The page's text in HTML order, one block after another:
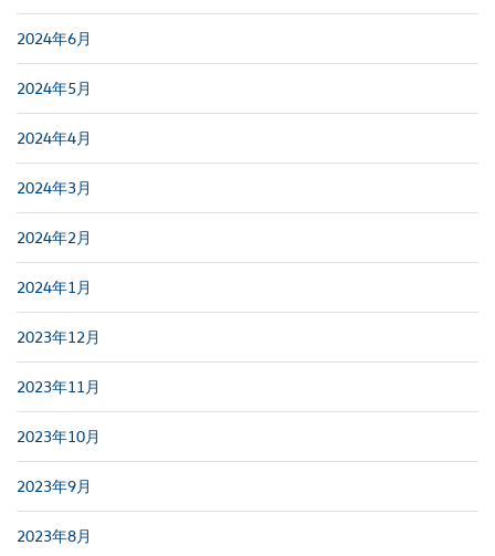
2024年6月
2024年5月
2024年4月
2024年3月
2024年2月
2024年1月
2023年12月
2023年11月
2023年10月
2023年9月
2023年8月